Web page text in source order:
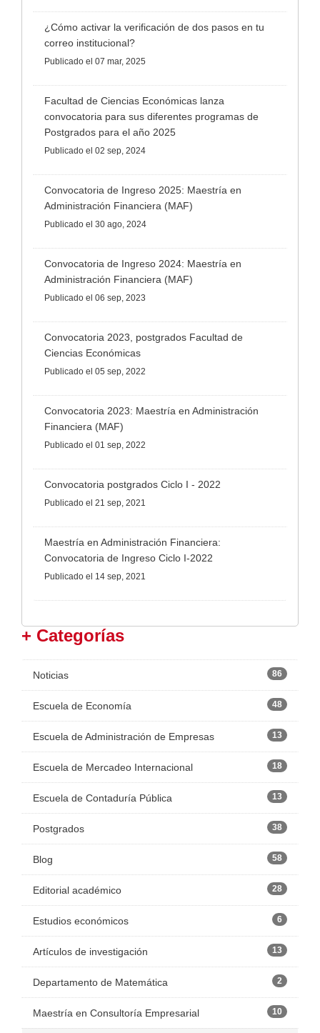
¿Cómo activar la verificación de dos pasos en tu
correo institucional?
Publicado el 07 mar, 2025
Facultad de Ciencias Económicas lanza
convocatoria para sus diferentes programas de
Postgrados para el año 2025
Publicado el 02 sep, 2024
Convocatoria de Ingreso 2025: Maestría en
Administración Financiera (MAF)
Publicado el 30 ago, 2024
Convocatoria de Ingreso 2024: Maestría en
Administración Financiera (MAF)
Publicado el 06 sep, 2023
Convocatoria 2023, postgrados Facultad de
Ciencias Económicas
Publicado el 05 sep, 2022
Convocatoria 2023: Maestría en Administración
Financiera (MAF)
Publicado el 01 sep, 2022
Convocatoria postgrados Ciclo I - 2022
Publicado el 21 sep, 2021
Maestría en Administración Financiera:
Convocatoria de Ingreso Ciclo I-2022
Publicado el 14 sep, 2021
+ Categorías
Noticias 86
Escuela de Economía 48
Escuela de Administración de Empresas 13
Escuela de Mercadeo Internacional 18
Escuela de Contaduría Pública 13
Postgrados 38
Blog 58
Editorial académico 28
Estudios económicos 6
Artículos de investigación 13
Departamento de Matemática 2
Maestría en Consultoría Empresarial 10